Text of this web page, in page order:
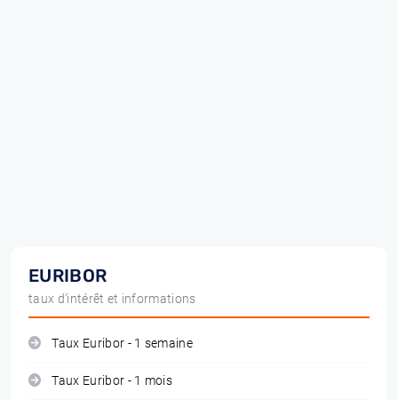
EURIBOR
taux d'intérêt et informations
Taux Euribor - 1 semaine
Taux Euribor - 1 mois